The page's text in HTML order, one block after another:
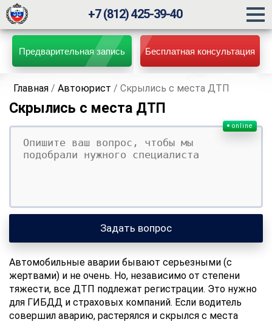
Предварительная запись Бесплатная консультация
+7 (812) 425-39-40
Главная /Автоюрист /Скрылись с места ДТП
Скрылись с места ДТП
Ваш вопрос
Ваше имя
Ваши контакты
online
Задать вопрос
Автомобильные аварии бывают серьезными (с
жертвами) и не очень. Но, независимо от степени
тяжести, все ДТП подлежат регистрации. Это нужно
для ГИБДД и страховых компаний. Если водитель
совершил аварию, растерялся и скрылся с места